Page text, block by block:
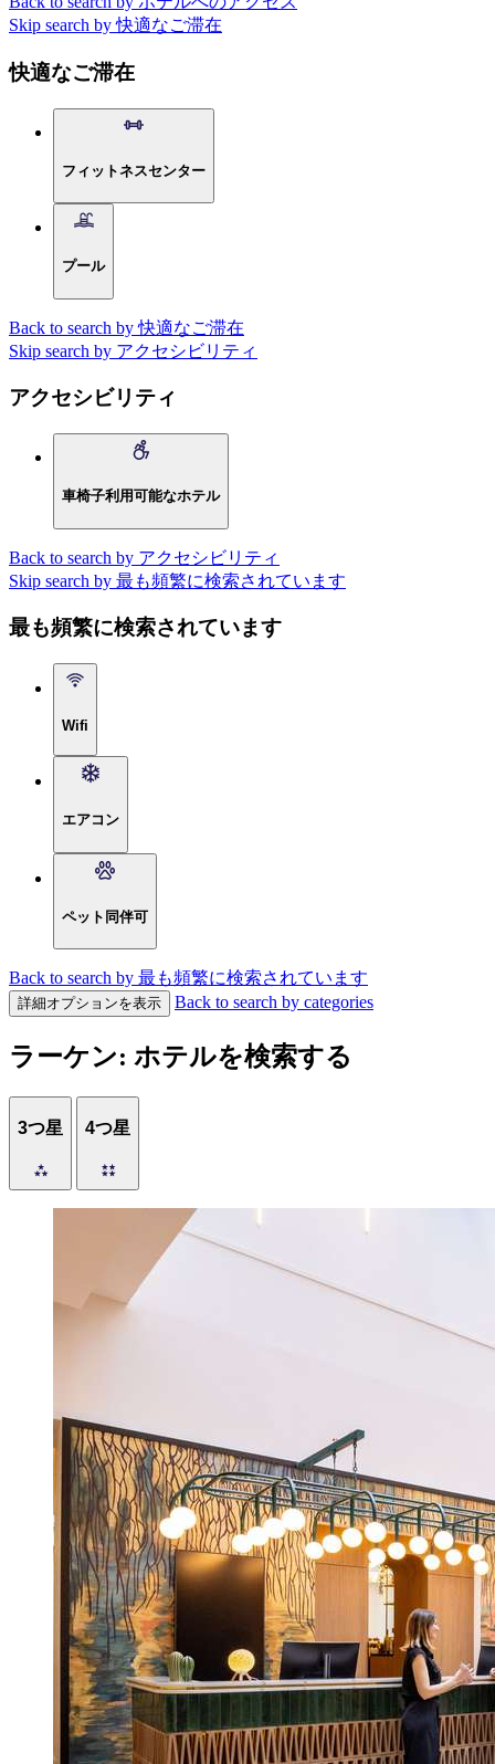
Skip search by 快適なご滞在
快適なご滞在
フィットネスセンター
プール
Back to search by 快適なご滞在
Skip search by アクセシビリティ
アクセシビリティ
車椅子利用可能なホテル
Back to search by アクセシビリティ
Skip search by 最も頻繁に検索されています
最も頻繁に検索されています
Wifi
エアコン
ペット同伴可
Back to search by 最も頻繁に検索されています
詳細オプションを表示 Back to search by categories
ラーケン: ホテルを検索する
3つ星 4つ星